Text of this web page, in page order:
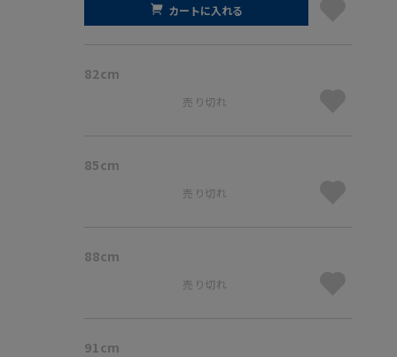
カートに入れる
82cm
売り切れ
85cm
売り切れ
88cm
売り切れ
91cm